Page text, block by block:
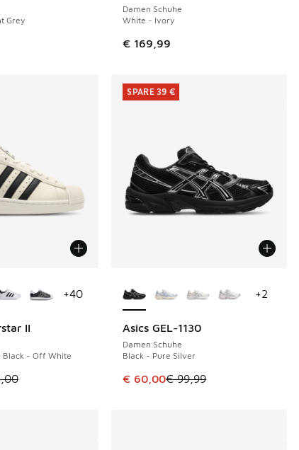
auf € 100,00 gefallen
Grey
Damen Schuhe
White - Ivory
€ 169,99
II
- Off White
ist im Sale. Der Preis ist von € 85,00 auf € 55,00
+40
Asics GEL-1130
Damen Schuhe
Black - Pure Silver
Dieser Artikel ist im Sale. Der
€ 60,00€ 99,99
SPARE 39 €
+2
SPARE 39 €